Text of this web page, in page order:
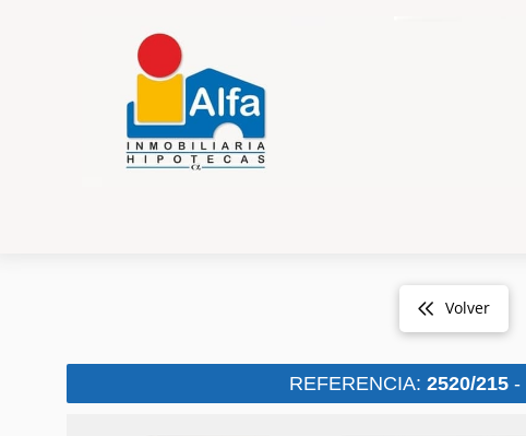
Volver
REFERENCIA: 2520/215 -